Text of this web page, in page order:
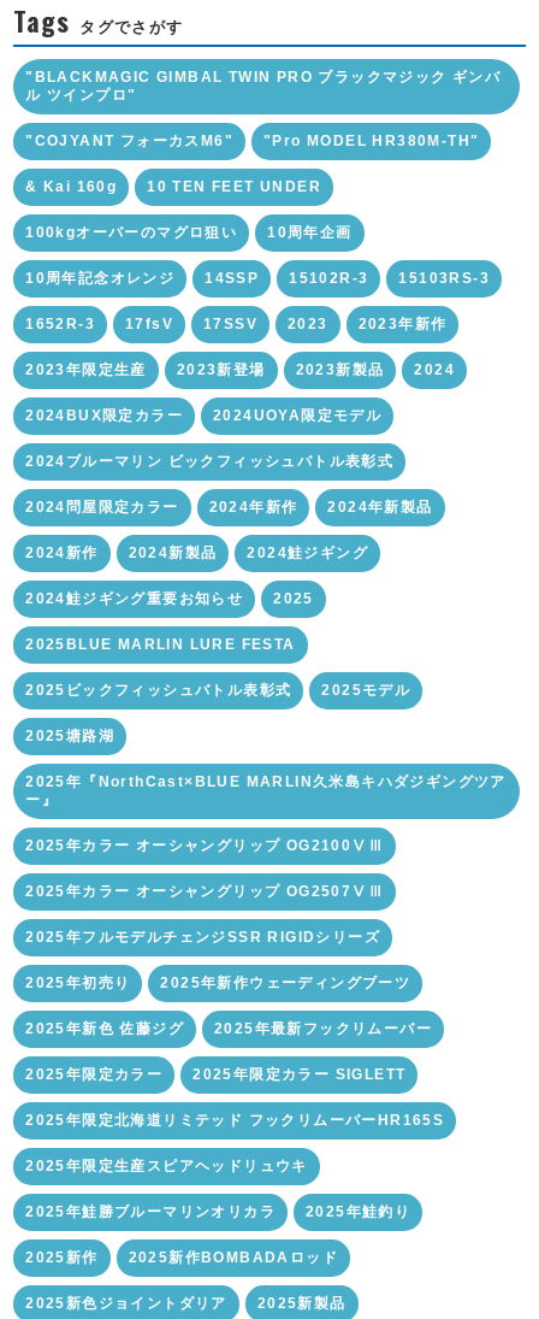
Tags タグでさがす
"BLACKMAGIC GIMBAL TWIN PRO ブラックマジック ギンバ
ル ツインプロ"
"COJYANT フォーカスM6" "Pro MODEL HR380M-TH"
& Kai 160g 10 TEN FEET UNDER
100kgオーバーのマグロ狙い 10周年企画
10周年記念オレンジ 14SSP 15102R-3 15103RS-3
1652R-3 17fsV 17SSV 2023 2023年新作
2023年限定生産 2023新登場 2023新製品 2024
2024BUX限定カラー 2024UOYA限定モデル
2024ブルーマリン ビックフィッシュバトル表彰式
2024問屋限定カラー 2024年新作 2024年新製品
2024新作 2024新製品 2024鮭ジギング
2024鮭ジギング重要お知らせ 2025
2025BLUE MARLIN LURE FESTA
2025ビックフィッシュバトル表彰式 2025モデル
2025塘路湖
2025年『NorthCast×BLUE MARLIN久米島キハダジギングツア
ー』
2025年カラー オーシャングリップ OG2100ⅤⅢ
2025年カラー オーシャングリップ OG2507ⅤⅢ
2025年フルモデルチェンジSSR RIGIDシリーズ
2025年初売り 2025年新作ウェーディングブーツ
2025年新色 佐藤ジグ 2025年最新フックリムーバー
2025年限定カラー 2025年限定カラー SIGLETT
2025年限定北海道リミテッド フックリムーバーHR165S
2025年限定生産スピアヘッドリュウキ
2025年鮭勝ブルーマリンオリカラ 2025年鮭釣り
2025新作 2025新作BOMBADAロッド
2025新色ジョイントダリア 2025新製品